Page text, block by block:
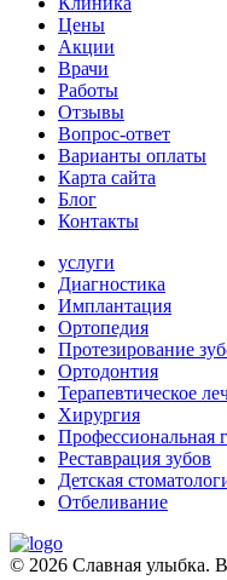
Цены
Акции
Врачи
Работы
Отзывы
Вопрос-ответ
Варианты оплаты
Карта сайта
Блог
Контакты
услуги
Диагностика
Имплантация
Ортопедия
Протезирование
Ортодонтия
Терапевтическое
Хирургия
Профессиональная
Реставрация зубов
Детская
Отбеливание
© 2026 Славная улыбка.